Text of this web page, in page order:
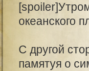
океанского
С другой
памятуя о